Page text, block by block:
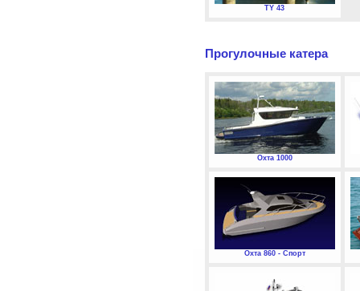
TY 43
Прогулочные катера
Охта 1000
Охта 860 - Спорт